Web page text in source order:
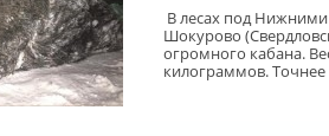
В лесах под Нижними
Шокурово
огромного кабана.
килограммов. Точнее